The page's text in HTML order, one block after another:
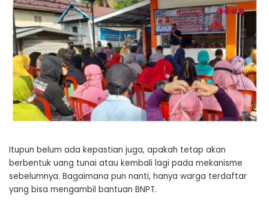
Itupun belum ada kepastian juga, apakah tetap akan
berbentuk uang tunai atau kembali lagi pada mekanisme
sebelumnya. Bagaimana pun nanti, hanya warga terdaftar
yang bisa mengambil bantuan BNPT.